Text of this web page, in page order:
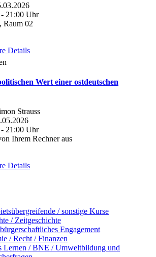
21:00 Uhr
Raum 02
Details
Wert einer ostdeutschen
Strauss
21:00 Uhr
Ihrem Rechner aus
Details
/ sonstige Kurse
/ Zeitgeschichte
Engagement
/ Recht / Finanzen
Lernen / BNE / Umweltbildung und